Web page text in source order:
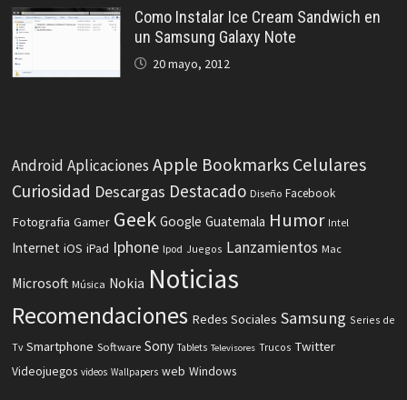
Como Instalar Ice Cream Sandwich en
un Samsung Galaxy Note
20 mayo, 2012
Android Aplicaciones Apple Bookmarks Celulares
Curiosidad Descargas Destacado Diseño Facebook
Fotografia Gamer Geek Google Guatemala Humor Intel
Internet iOS iPad Iphone Ipod Juegos Lanzamientos Mac
Microsoft Música Nokia Noticias
Recomendaciones Redes Sociales Samsung Series de
Tv Smartphone Software Sony Tablets Televisores Trucos Twitter
Videojuegos videos Wallpapers web Windows